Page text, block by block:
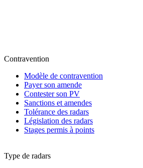
Contravention
Modèle de contravention
Payer son amende
Contester son PV
Sanctions et amendes
Tolérance des radars
Législation des radars
Stages permis à points
Type de radars